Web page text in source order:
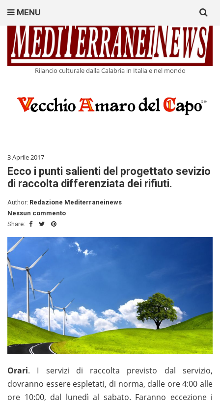
Rilancio culturale dalla Calabria in Italia e nel mondo
MENU
for:
3 Aprile 2017
Ecco i punti salienti del progettato sevizio
di raccolta differenziata dei rifiuti.
Author: Redazione Mediterraneinews
Nessun commento
Share:
Orari. I servizi di raccolta previsto dal servizio,
dovranno essere espletati, di norma, dalle ore 4:00 alle
ore 10:00, dal lunedì al sabato. Faranno eccezione i